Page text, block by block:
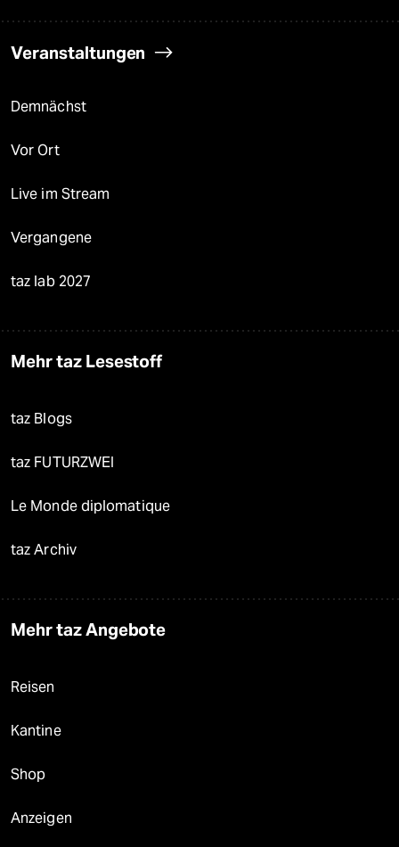
Veranstaltungen
Demnächst
Vor Ort
Live im Stream
Vergangene
taz lab 2027
Mehr taz Lesestoff
taz Blogs
taz FUTURZWEI
Le Monde diplomatique
taz Archiv
Mehr taz Angebote
Reisen
Kantine
Shop
Anzeigen